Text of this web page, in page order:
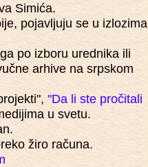
Simića.
pojavljuju se u izlozima
po izboru urednika ili
arhive na srpskom
"Da li ste pročitali
u svetu.
žiro računa.